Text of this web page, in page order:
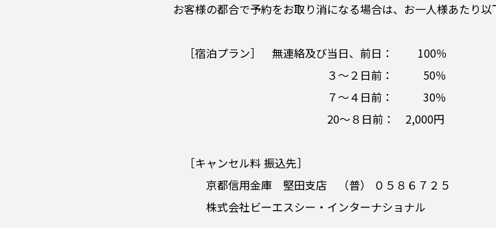
お客様の都合で予約をお取り消になる場合は、お一人様あたり以
［宿泊プラン］ 無連絡及び当日、前日： 100％
３～２日前： 50％
７～４日前： 30％
20～８日前： 2,000円
［キャンセル料 振込先］
京都信用金庫 堅田支店 （普） ０５８６７２５
株式会社ビーエスシー・インターナショナル